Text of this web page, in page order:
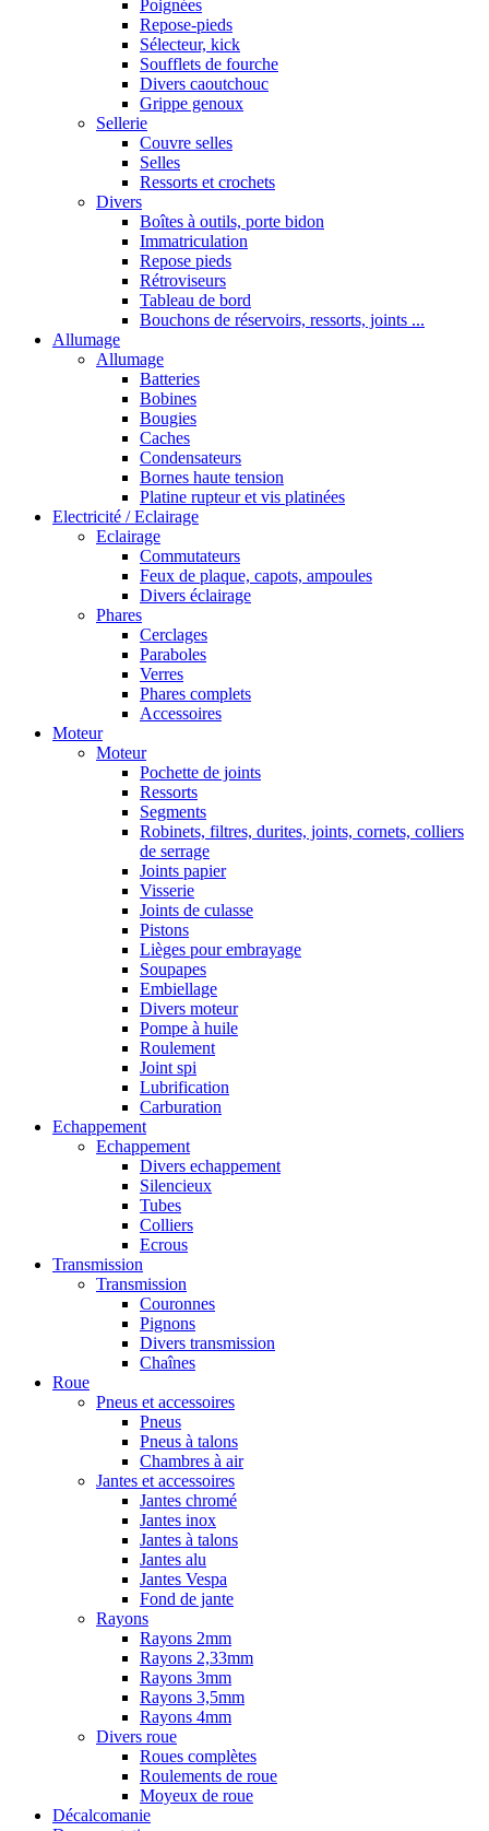
Poignées
Repose-pieds
Sélecteur, kick
Soufflets de fourche
Divers caoutchouc
Grippe genoux
Sellerie
Couvre selles
Selles
Ressorts et crochets
Divers
Boîtes à outils, porte bidon
Immatriculation
Repose pieds
Rétroviseurs
Tableau de bord
Bouchons de réservoirs, ressorts, joints ...
Allumage
Allumage
Batteries
Bobines
Bougies
Caches
Condensateurs
Bornes haute tension
Platine rupteur et vis platinées
Electricité / Eclairage
Eclairage
Commutateurs
Feux de plaque, capots, ampoules
Divers éclairage
Phares
Cerclages
Paraboles
Verres
Phares complets
Accessoires
Moteur
Moteur
Pochette de joints
Ressorts
Segments
Robinets, filtres, durites, joints, cornets, colliers
de serrage
Joints papier
Visserie
Joints de culasse
Pistons
Lièges pour embrayage
Soupapes
Embiellage
Divers moteur
Pompe à huile
Roulement
Joint spi
Lubrification
Carburation
Echappement
Echappement
Divers echappement
Silencieux
Tubes
Colliers
Ecrous
Transmission
Transmission
Couronnes
Pignons
Divers transmission
Chaînes
Roue
Pneus et accessoires
Pneus
Pneus à talons
Chambres à air
Jantes et accessoires
Jantes chromé
Jantes inox
Jantes à talons
Jantes alu
Jantes Vespa
Fond de jante
Rayons
Rayons 2mm
Rayons 2,33mm
Rayons 3mm
Rayons 3,5mm
Rayons 4mm
Divers roue
Roues complètes
Roulements de roue
Moyeux de roue
Décalcomanie